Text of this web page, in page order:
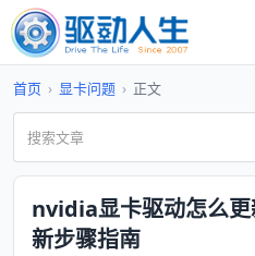
首页 › 显卡问题 › 正文
nvidia显卡驱动怎么
新步骤指南